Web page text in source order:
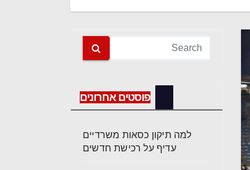
פוסטים אחרונים
למה תיקון כסאות משרדיים
עדיף על רכישת חדשים